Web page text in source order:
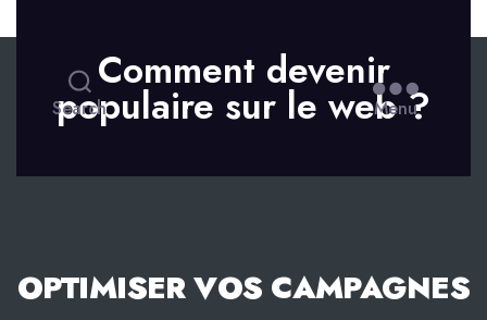
Search
Comment devenir
populaire sur le web ?
Menu
OPTIMISER VOS CAMPAGNES